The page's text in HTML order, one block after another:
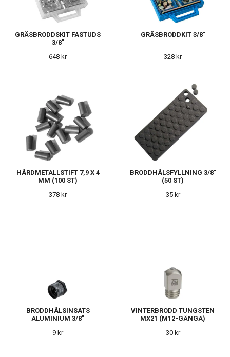
GRÄSBRODDSKIT FASTUDS
3/8"
648 kr
GRÄSBRODDKIT 3/8"
328 kr
HÅRDMETALLSTIFT 7,9 X 4
MM (100 ST)
378 kr
BRODDHÅLSFYLLNING 3/8"
(50 ST)
35 kr
BRODDHÅLSINSATS
ALUMINIUM 3/8"
9 kr
VINTERBRODD TUNGSTEN
MX21 (M12-GÄNGA)
30 kr